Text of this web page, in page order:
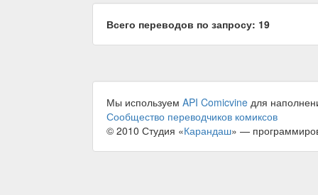
Всего переводов по запросу: 19
Мы используем API Comicvine для
Сообщество переводчиков комиксов
© 2010 Студия «Карандаш» —